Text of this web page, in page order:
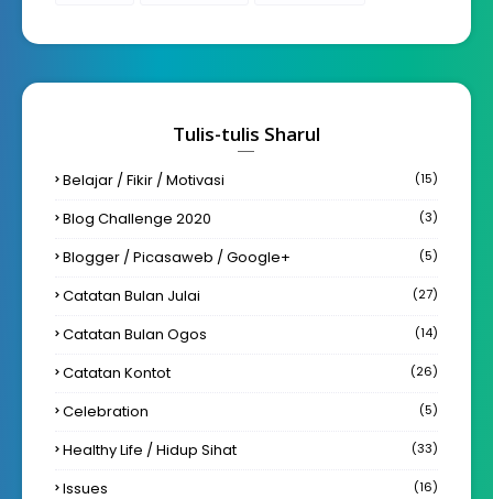
Tulis-tulis Sharul
Belajar / Fikir / Motivasi (15)
Blog Challenge 2020 (3)
Blogger / Picasaweb / Google+ (5)
Catatan Bulan Julai (27)
Catatan Bulan Ogos (14)
Catatan Kontot (26)
Celebration (5)
Healthy Life / Hidup Sihat (33)
Issues (16)